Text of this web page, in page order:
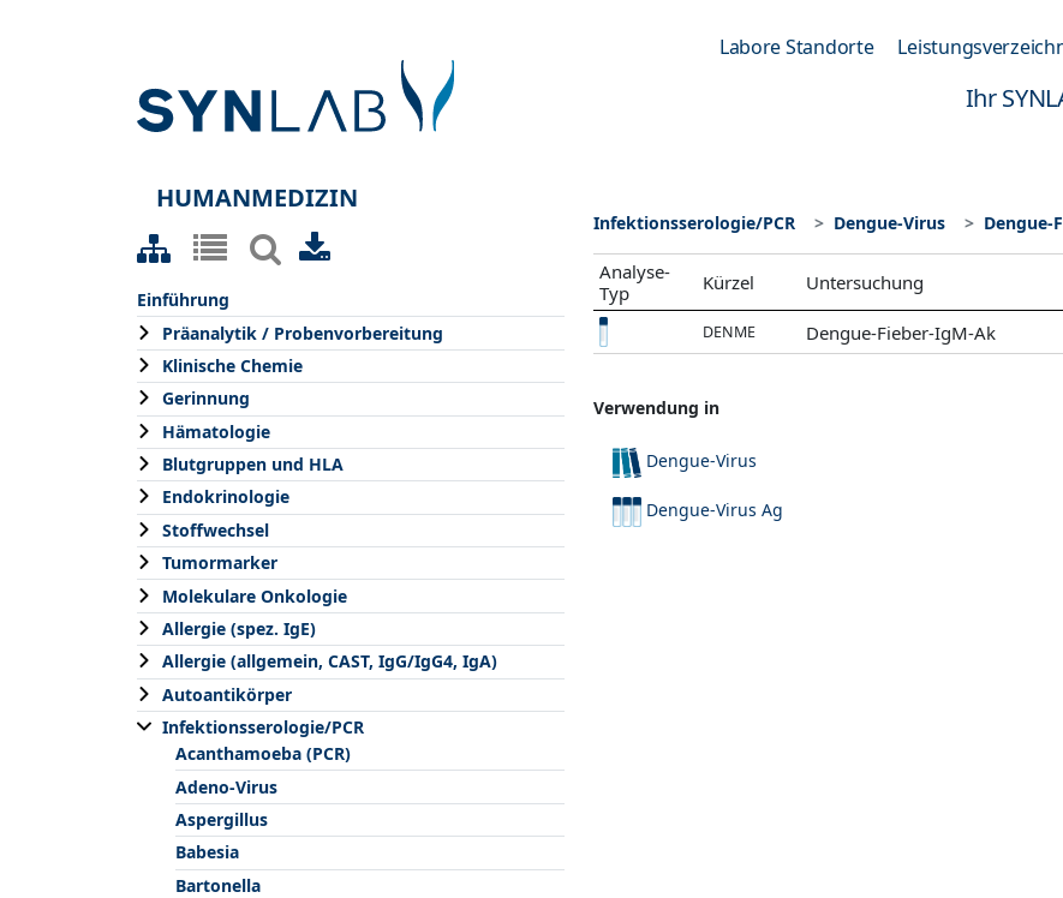
Labore Standorte
Ihr
HUMANMEDIZIN
Einführung
Präanalytik / Probenvorbereitung
Klinische Chemie
Gerinnung
Hämatologie
Blutgruppen und HLA
Endokrinologie
Stoffwechsel
Tumormarker
Molekulare Onkologie
Allergie (spez. IgE)
Allergie (allgemein, CAST, IgG/IgG4, IgA)
Autoantikörper
Infektionsserologie/PCR
Acanthamoeba (PCR)
Adeno-Virus
Aspergillus
Babesia
Bartonella
Infektionsserologie/PCR Dengue-Virus Dengue-
Analyse-
Typ
Kürzel Untersuchung
DENME Dengue-Fieber-IgM-Ak
Verwendung in
Dengue-Virus
Dengue-Virus Ag